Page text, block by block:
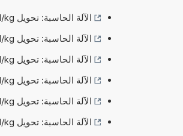
الآلة الحاسبة: تحويل l/kg إلى l/pg
الآلة الحاسبة: تحويل l/kg إلى dl/pg
الآلة الحاسبة: تحويل l/kg إلى ml/pg
الآلة الحاسبة: تحويل l/kg إلى l/ng
الآلة الحاسبة: تحويل l/kg إلى dl/ng
الآلة الحاسبة: تحويل l/kg إلى ml/ng